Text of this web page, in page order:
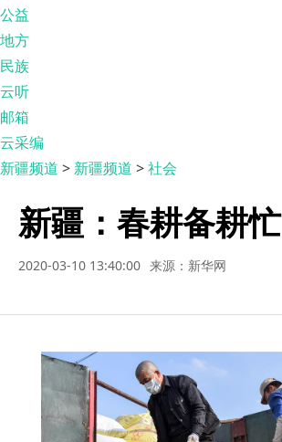
公益
地方
民族
云听
邮箱
云采编
新疆频道 > 新疆频道 >社会
新疆：春耕备耕忙
2020-03-10 13:40:00 来源：新华网